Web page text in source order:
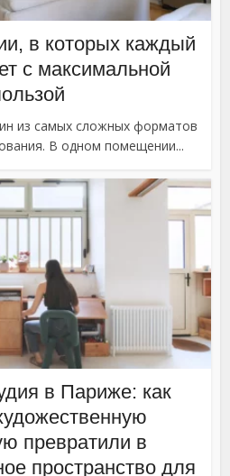
в которых каждый
с максимальной
из самых сложных форматов
В одном помещении...
в Париже: как
превратили в
пространство для